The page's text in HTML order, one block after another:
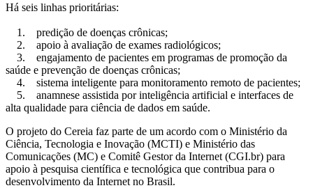
Há seis linhas prioritárias:
1. predição de doenças crônicas;
2. apoio à avaliação de exames radiológicos;
3. engajamento de pacientes em programas de promoção da
saúde e prevenção de doenças crônicas;
4. sistema inteligente para monitoramento remoto de pacientes;
5. anamnese assistida por inteligência artificial e interfaces de
alta qualidade para ciência de dados em saúde.
O projeto do Cereia faz parte de um acordo com o Ministério da
Ciência, Tecnologia e Inovação (MCTI) e Ministério das
Comunicações (MC) e Comitê Gestor da Internet (CGI.br) para
apoio à pesquisa científica e tecnológica que contribua para o
desenvolvimento da Internet no Brasil.